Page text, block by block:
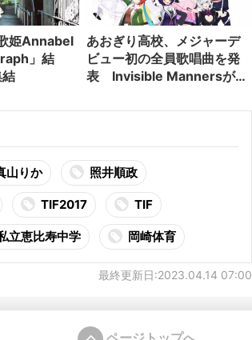
」結
あおぎり高校、メジャーデ
ビュー初の全員歌唱曲を発
表 Invisible Mannersが作
山りか 照井順政
TIF2017 TIF
立恵比寿中学 岡崎体育
最終更新日:2023.04.14 07:00